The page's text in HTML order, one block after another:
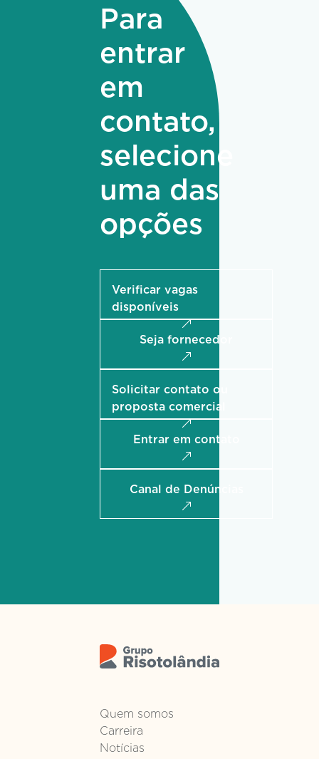
Para
entrar
em
contato,
selecione
uma das
opções
Verificar vagas
disponíveis
Seja fornecedor
Solicitar contato ou
proposta comercial
Entrar em contato
Canal de Denúncias
Quem somos
Carreira
Notícias